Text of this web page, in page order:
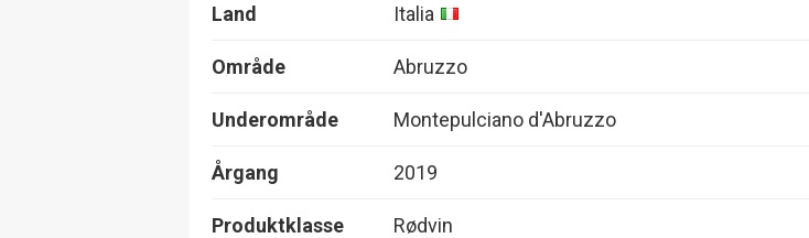
Land Italia
Område Abruzzo
Underområde Montepulciano d'Abruzzo
Årgang 2019
Produktklasse Rødvin